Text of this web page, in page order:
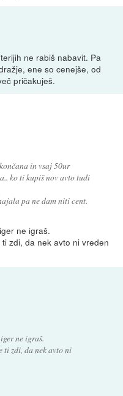
ne rabiš nabavit. Pa
ene so cenejše, od
pričakuješ.
in vsaj 50ur
ko ti kupiš nov avto tudi
pa ne dam niti cent.
ne igraš.
zdi, da nek avto ni vreden
ne igraš.
ti zdi, da nek avto ni